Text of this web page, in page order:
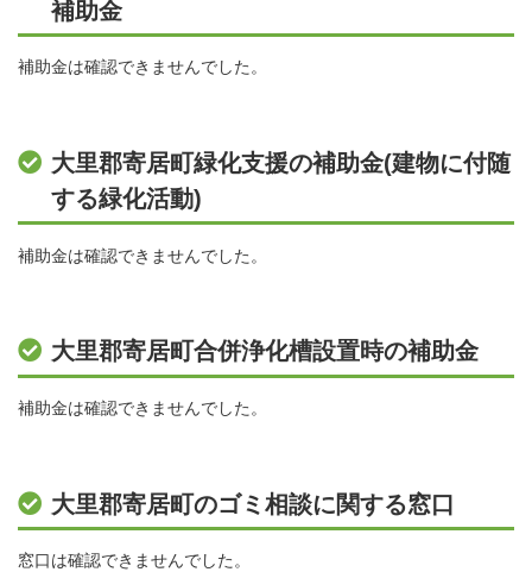
補助金
補助金は確認できませんでした。
大里郡寄居町緑化支援の補助金(建物に付随
する緑化活動)
補助金は確認できませんでした。
大里郡寄居町合併浄化槽設置時の補助金
補助金は確認できませんでした。
大里郡寄居町のゴミ相談に関する窓口
窓口は確認できませんでした。